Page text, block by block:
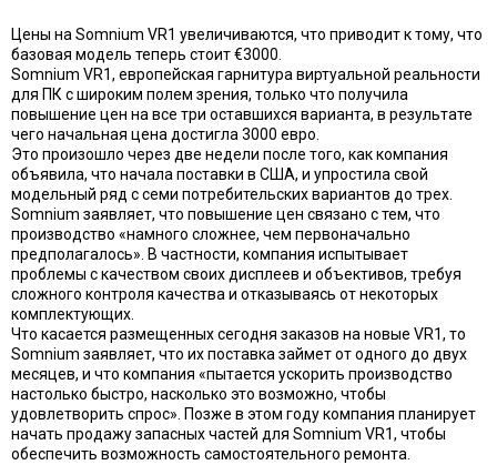
Цены на Somnium VR1 увеличиваются, что приводит к тому, что
базовая модель теперь стоит €3000.
Somnium VR1, европейская гарнитура виртуальной реальности
для ПК с широким полем зрения, только что получила
повышение цен на все три оставшихся варианта, в результате
чего начальная цена достигла 3000 евро.
Это произошло через две недели после того, как компания
объявила, что начала поставки в США, и упростила свой
модельный ряд с семи потребительских вариантов до трех.
Somnium заявляет, что повышение цен связано с тем, что
производство «намного сложнее, чем первоначально
предполагалось». В частности, компания испытывает
проблемы с качеством своих дисплеев и объективов, требуя
сложного контроля качества и отказываясь от некоторых
комплектующих.
Что касается размещенных сегодня заказов на новые VR1, то
Somnium заявляет, что их поставка займет от одного до двух
месяцев, и что компания «пытается ускорить производство
настолько быстро, насколько это возможно, чтобы
удовлетворить спрос». Позже в этом году компания планирует
начать продажу запасных частей для Somnium VR1, чтобы
обеспечить возможность самостоятельного ремонта.